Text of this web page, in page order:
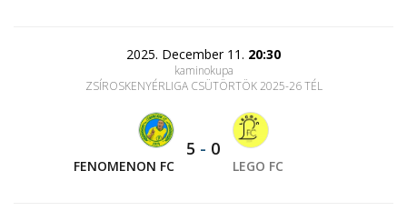
2025. December 11. 20:30
kaminokupa
ZSÍROSKENYÉRLIGA CSÜTÖRTÖK 2025-26 TÉL
FENOMENON FC
5 - 0
LEGO FC